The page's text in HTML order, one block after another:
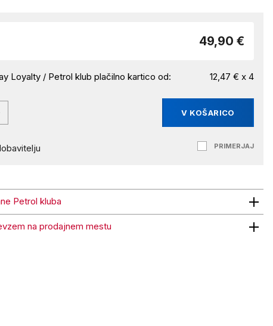
49,90 €
Loyalty / Petrol klub plačilno kartico od: 12,47 € x 4
V KOŠARICO
PRIMERJAJ
Petrol kluba
kluba
na prodajnem mestu
na prodajnem mestu